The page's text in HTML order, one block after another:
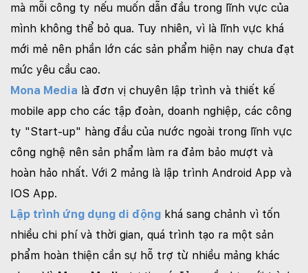
mà mỗi công ty nếu muốn dẫn đầu trong lĩnh vực của
mình không thể bỏ qua. Tuy nhiên, vì là lĩnh vực khá
mới mẻ nên phần lớn các sản phẩm hiện nay chưa đạt
mức yêu cầu cao.
Mona Media là đơn vị chuyên lập trình và thiết kế
mobile app cho các tập đoàn, doanh nghiệp, các công
ty "Start-up" hàng đầu của nước ngoài trong lĩnh vực
công nghệ nên sản phẩm làm ra đảm bảo mượt và
hoàn hảo nhất. Với 2 mảng là lập trình Android App và
IOS App.
Lập trình ứng dụng di động khá sang chảnh vì tốn
nhiều chi phí và thời gian, quá trình tạo ra một sản
phẩm hoàn thiện cần sự hỗ trợ từ nhiều mảng khác